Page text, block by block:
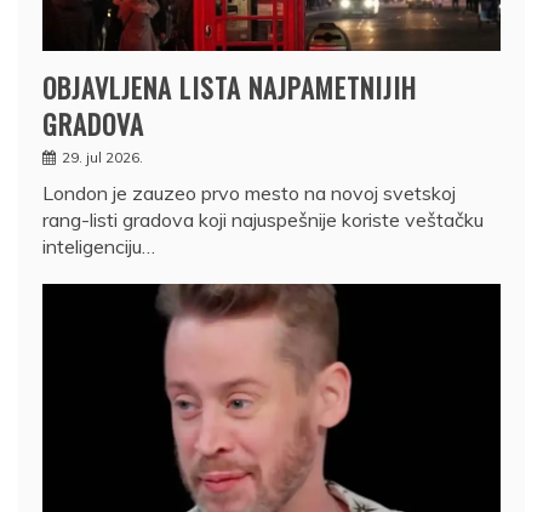
OBJAVLJENA LISTA NAJPAMETNIJIH
GRADOVA
29. jul 2026.
London je zauzeo prvo mesto na novoj svetskoj
rang-listi gradova koji najuspešnije koriste veštačku
inteligenciju…